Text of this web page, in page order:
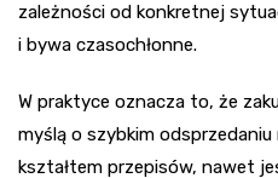
zależności od konkretnej
i bywa czasochłonne.
W praktyce oznacza to, że
myślą o szybkim
kształtem przepisów, nawet